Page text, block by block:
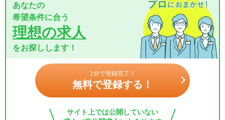
あなたの
希望条件に合う
理想の求人
をお探しします！
1分で登録完了！
無料で登録する！
サイト上では公開していない